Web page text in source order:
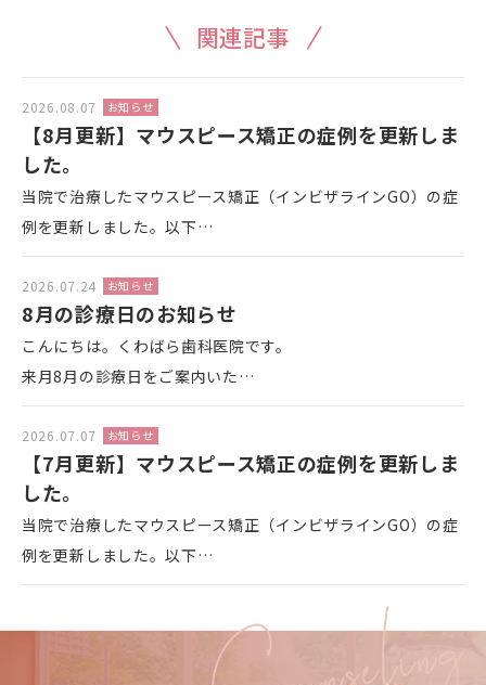
関連記事
2026.08.07 お知らせ
【8月更新】マウスピース矯正の症例を更新しま
した。
当院で治療したマウスピース矯正（インビザラインGO）の症
例を更新しました。以下…
2026.07.24 お知らせ
8月の診療日のお知らせ
こんにちは。くわばら歯科医院です。
来月8月の診療日をご案内いた…
2026.07.07 お知らせ
【7月更新】マウスピース矯正の症例を更新しま
した。
当院で治療したマウスピース矯正（インビザラインGO）の症
例を更新しました。以下…